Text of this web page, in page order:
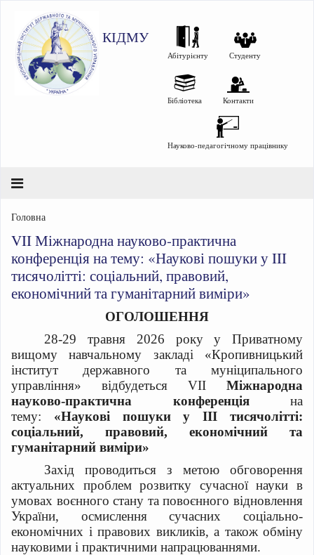
КІДМУ
Абітурієнту Студенту
Бібліотека Контакти
Науково-педагогічному працівнику
Головна
VII Міжнародна науково-практична
конференція на тему: «Наукові пошуки у III
тисячолітті: соціальний, правовий,
економічний та гуманітарний виміри»
ОГОЛОШЕННЯ
28-29 травня 2026 року у Приватному
вищому навчальному закладі «Кропивницький
інститут державного та муніципального
управління» відбудеться VII Міжнародна
науково-практична конференціяна
тему: «Наукові пошуки у III тисячолітті:
соціальний, правовий, економічний та
гуманітарний виміри»
Захід проводиться з метою обговорення
актуальних проблем розвитку сучасної науки в
умовах воєнного стану та повоєнного відновлення
України, осмислення сучасних соціально-
економічних і правових викликів, а також обміну
науковими і практичними напрацюваннями.